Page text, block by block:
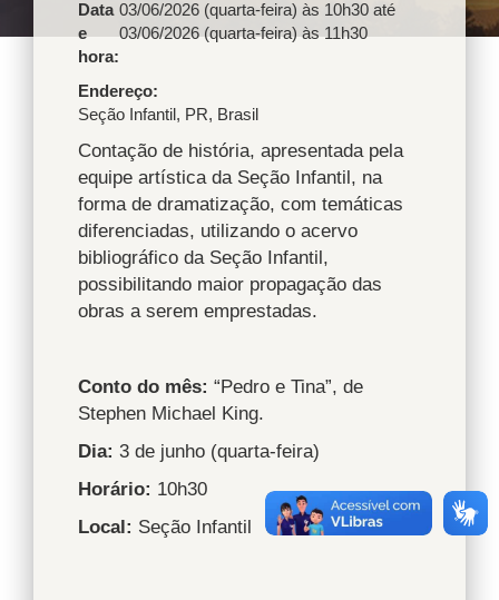
Data
e
hora:
03/06/2026 (quarta-feira) às 10h30 até
03/06/2026 (quarta-feira) às 11h30
Endereço
Seção Infantil , PR, Brasil
Contação de história, apresentada pela
equipe artística da Seção Infantil, na
forma de dramatização, com temáticas
diferenciadas, utilizando o acervo
bibliográfico da Seção Infantil,
possibilitando maior propagação das
obras a serem emprestadas.
Conto do mês: “Pedro e Tina”, de
Stephen Michael King.
Dia: 3 de junho (quarta-feira)
Horário: 10h30
Local: Seção Infantil